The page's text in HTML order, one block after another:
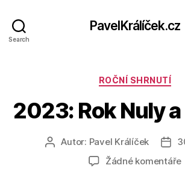
Search
PavelKrálíček.cz
Rubriky
ROČNÍ SHRNUTÍ
2023: Rok Nuly
Autor
příspěvku
Autor: Pavel Králíček
Žádné komentářeu